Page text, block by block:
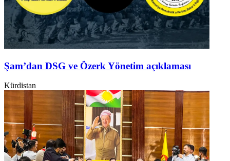
Şam’dan DSG ve Özerk Yönetim açıklaması
Kürdistan